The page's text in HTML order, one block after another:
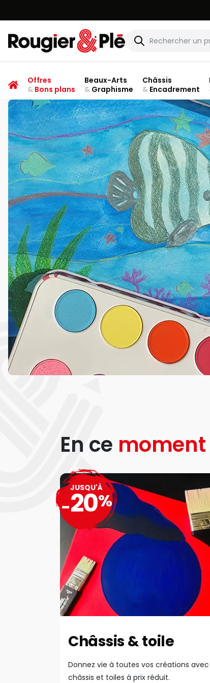
Rougier & Plé
Offres
&Bons plans
Beaux-Arts
&Graphisme
Châssis
&Encadrement
En ce moment
Châssis & toile
Donnez vie à toutes vos créations avec
châssis et toiles à prix réduit.
JUSQU'À
-20%